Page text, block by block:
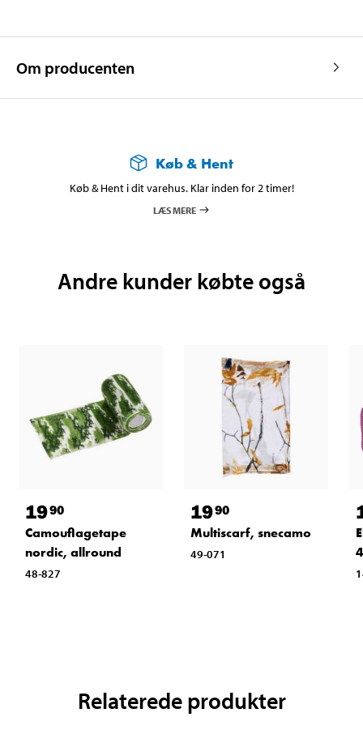
Om producenten
Køb & Hent
Køb & Hent i dit varehus. Klar inden for 2 timer!
LÆS MERE
Andre kunder købte også
1990
Camouflagetape
nordic, allround
48-827
1990
Multiscarf, snecamo
49-071
Relaterede produkter